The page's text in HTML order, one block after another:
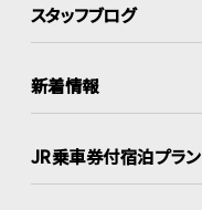
スタッフブログ
新着情報
JR乗車券付宿泊プラン